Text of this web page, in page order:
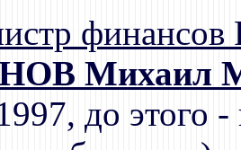
финансов
Михаил
до этого -